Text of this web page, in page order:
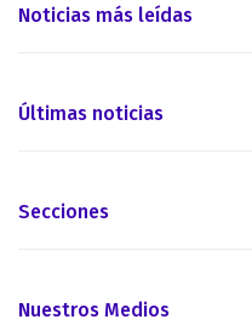
Noticias más leídas
Últimas noticias
Secciones
Nuestros Medios